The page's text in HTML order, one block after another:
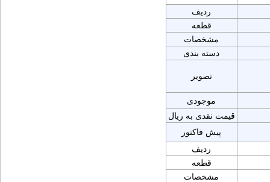
ردیف
قطعه
مشخصات
دسته بندی
تصویر
موجودی
قیمت نقدی به ریال
پیش فاکتور
ردیف
قطعه
مشخصات